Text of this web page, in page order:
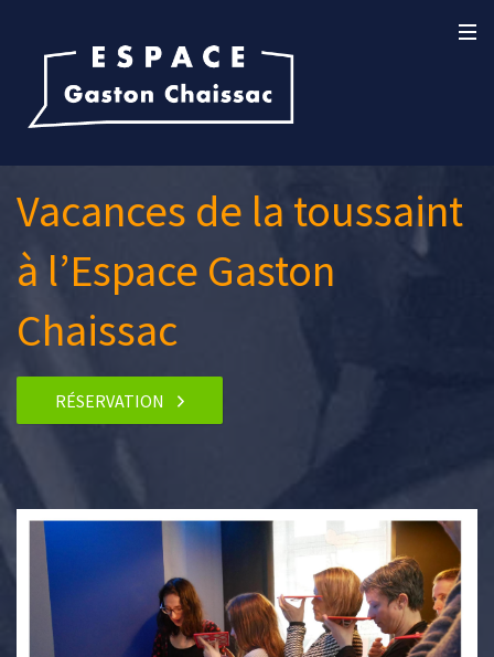
Vacances de la toussaint
à l’Espace Gaston
Chaissac
RÉSERVATION